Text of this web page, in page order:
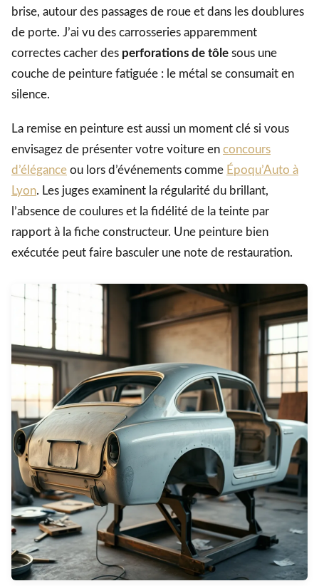
brise, autour des passages de roue et dans les doublures
de porte. J’ai vu des carrosseries apparemment
correctes cacher des perforations de tôle sous une
couche de peinture fatiguée : le métal se consumait en
silence.
La remise en peinture est aussi un moment clé si vous
envisagez de présenter votre voiture en concours
d’élégance ou lors d’événements comme Époqu’Auto à
Lyon. Les juges examinent la régularité du brillant,
l’absence de coulures et la fidélité de la teinte par
rapport à la fiche constructeur. Une peinture bien
exécutée peut faire basculer une note de restauration.